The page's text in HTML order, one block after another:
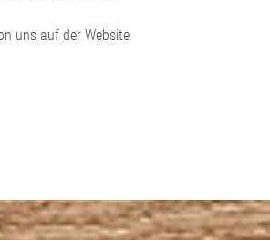
uns auf der Website